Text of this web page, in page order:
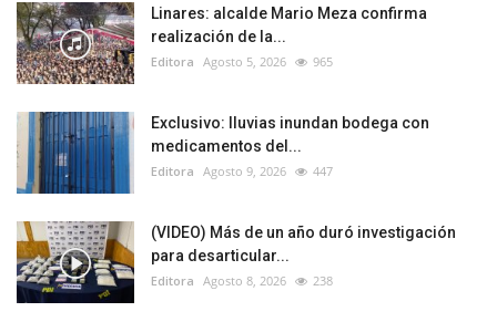
Linares: alcalde Mario Meza confirma
realización de la...
Editora Agosto 5, 2026 965
Exclusivo: lluvias inundan bodega con
medicamentos del...
Editora Agosto 9, 2026 447
(VIDEO) Más de un año duró investigación
para desarticular...
Editora Agosto 8, 2026 238